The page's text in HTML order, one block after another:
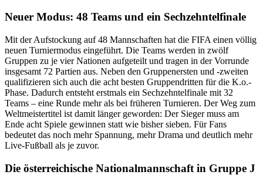
Neuer Modus: 48 Teams und ein Sechzehntelfinale
Mit der Aufstockung auf 48 Mannschaften hat die FIFA einen völlig
neuen Turniermodus eingeführt. Die Teams werden in zwölf
Gruppen zu je vier Nationen aufgeteilt und tragen in der Vorrunde
insgesamt 72 Partien aus. Neben den Gruppenersten und -zweiten
qualifizieren sich auch die acht besten Gruppendritten für die K.o.-
Phase. Dadurch entsteht erstmals ein Sechzehntelfinale mit 32
Teams – eine Runde mehr als bei früheren Turnieren. Der Weg zum
Weltmeistertitel ist damit länger geworden: Der Sieger muss am
Ende acht Spiele gewinnen statt wie bisher sieben. Für Fans
bedeutet das noch mehr Spannung, mehr Drama und deutlich mehr
Live-Fußball als je zuvor.
Die österreichische Nationalmannschaft in Gruppe J